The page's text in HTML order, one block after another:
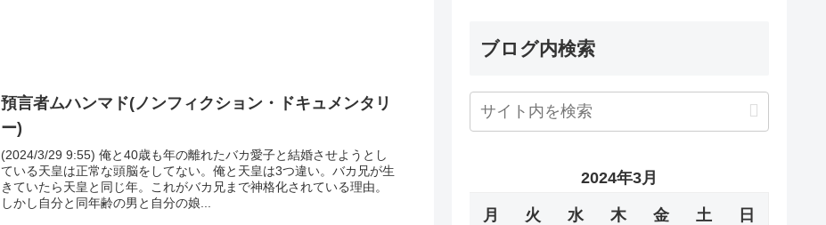
預言者ムハンマド(ノンフィクション・ドキュメンタリ
ー)
(2024/3/29 9:55) 俺と40歳も年の離れたバカ愛子と結婚させようとし
ている天皇は正常な頭脳をしてない。俺と天皇は3つ違い。バカ兄が生
きていたら天皇と同じ年。これがバカ兄まで神格化されている理由。
しかし自分と同年齢の男と自分の娘...
ブログ内検索
2024年3月
月 火 水 木 金 土 日